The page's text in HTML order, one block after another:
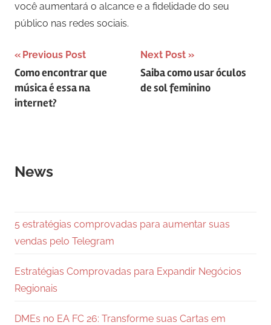
você aumentará o alcance e a fidelidade do seu
público nas redes sociais.
Navegação
de
Post
Previous Post
Como encontrar que
música é essa na
internet?
Next Post
Saiba como usar óculos
de sol feminino
News
5 estratégias comprovadas para aumentar suas
vendas pelo Telegram
Estratégias Comprovadas para Expandir Negócios
Regionais
DMEs no EA FC 26: Transforme suas Cartas em